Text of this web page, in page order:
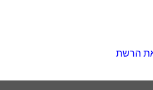
את הרשת